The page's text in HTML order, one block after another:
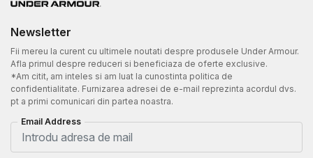
Newsletter
Fii mereu la curent cu ultimele noutati despre produsele Under Armour.
Afla primul despre reduceri si beneficiaza de oferte exclusive.
*Am citit, am inteles si am luat la cunostinta politica de
confidentialitate. Furnizarea adresei de e-mail reprezinta acordul dvs.
pt a primi comunicari din partea noastra.
Email Address